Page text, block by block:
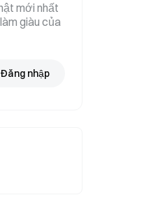
mới nhất
giàu của
Đăng nhập